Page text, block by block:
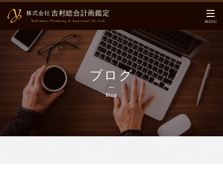
株式会社 吉村総合計画鑑定
Yoshimura Planning & Appraisal Co.,Ltd. MENU
ホーム HOME
ご挨拶 CEO Message
会社概要 About US
業務内容
ブログ
Blog